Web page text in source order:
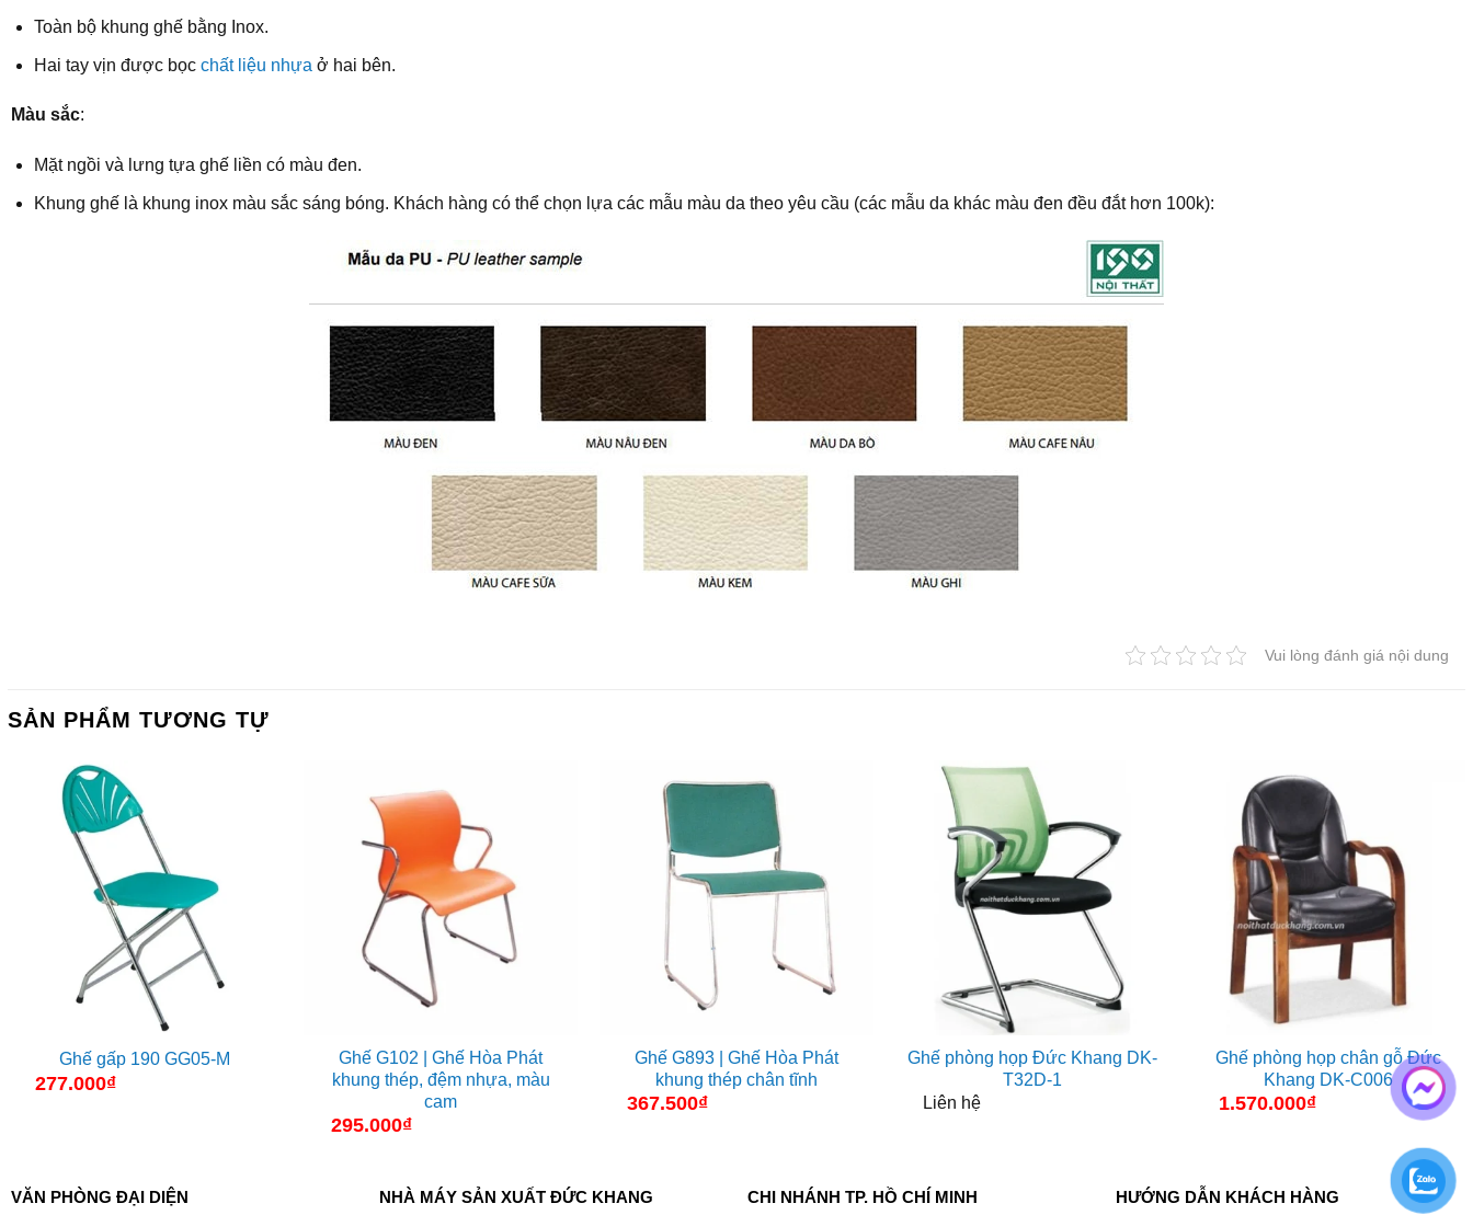
Toàn bộ khung ghế bằng Inox.
Hai tay vịn được bọc chất liệu nhựa ở hai bên.
Màu sắc:
Mặt ngồi và lưng tựa ghế liền có màu đen.
Khung ghế là khung inox màu sắc sáng bóng. Khách hàng có thể chọn lựa các mẫu màu da theo yêu cầu (các mẫu da khác màu đen đều đắt hơn 100k):
Vui lòng đánh giá nội dung
SẢN PHẨM TƯƠNG TỰ
Ghế gấp 190 GG05-M
277.000₫
Ghế G102 | Ghế Hòa Phát
khung thép, đệm nhựa, màu
cam
295.000₫
Ghế G893 | Ghế Hòa Phát
khung thép chân tĩnh
367.500₫
Ghế phòng họp Đức Khang DK-
T32D-1
Liên hệ
Ghế phòng họp chân gỗ Đức
Khang DK-C006
1.570.000₫
VĂN PHÒNG ĐẠI DIỆN NHÀ MÁY SẢN XUẤT ĐỨC KHANG CHI NHÁNH TP. HỒ CHÍ MINH HƯỚNG DẪN KHÁCH HÀNG